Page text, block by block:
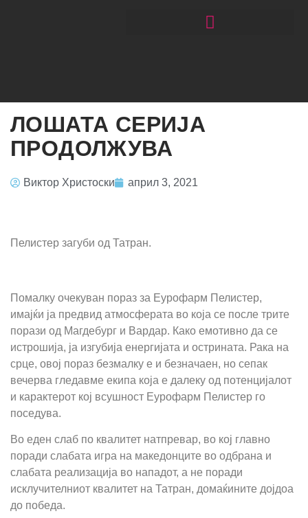
ЛОШАТА СЕРИЈА
ПРОДОЛЖУВА
Виктор Христоски април 3, 2021
Пелистер загуби од Татран.
Помалку очекуван пораз за Еурофарм Пелистер,
имајќи ја предвид атмосферата во која се после трите
порази од Магдебург и Вардар. Како емотивно да се
истрошија, ја изгубија енергијата и острината. Рака на
срце, овој пораз безмалку е и безначаен, но сепак
вечерва гледавме екипа која е далеку од потенцијалот
и карактерот кој всушност Еурофарм Пелистер го
поседува.
Во еден слаб по квалитет натпревар, во кој главно
поради слабата игра на македонците во одбрана и
слабата реализација во нападот, а не поради
исклучителниот квалитет на Татран, домаќините дојдоа
до победа.